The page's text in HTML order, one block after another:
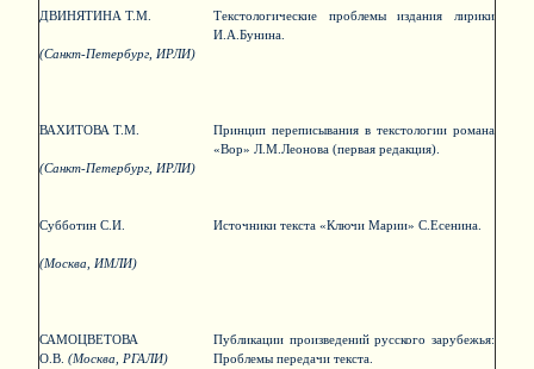
ДВИНЯТИНА Т.М.
(Санкт-Петербург, ИРЛИ)
Текстологические проблемы издания лирики
И.А.Бунина.
ВАХИТОВА Т.М.
(Санкт-Петербург, ИРЛИ)
Принцип переписывания в текстологии романа
«Вор» Л.М.Леонова (первая редакция).
Субботин С.И.
(Москва, ИМЛИ)
Источники текста «Ключи Марии» С.Есенина.
САМОЦВЕТОВА
О.В. (Москва, РГАЛИ)
Публикации произведений русского зарубежья:
Проблемы передачи текста.